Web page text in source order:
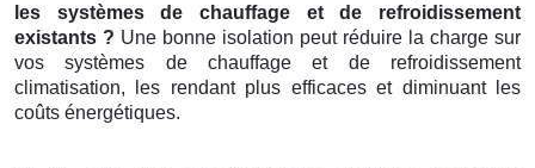
les systèmes de chauffage et de refroidissement
existants ? Une bonne isolation peut réduire la charge sur
vos systèmes de chauffage et de refroidissement
climatisation, les rendant plus efficaces et diminuant les
coûts énergétiques.